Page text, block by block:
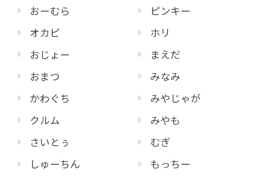
おーむら
オカピ
おじょー
おまつ
かわぐち
クルム
さいとぅ
しゅーちん
ピンキー
ホリ
まえだ
みなみ
みやじゃが
みやも
むぎ
もっちー